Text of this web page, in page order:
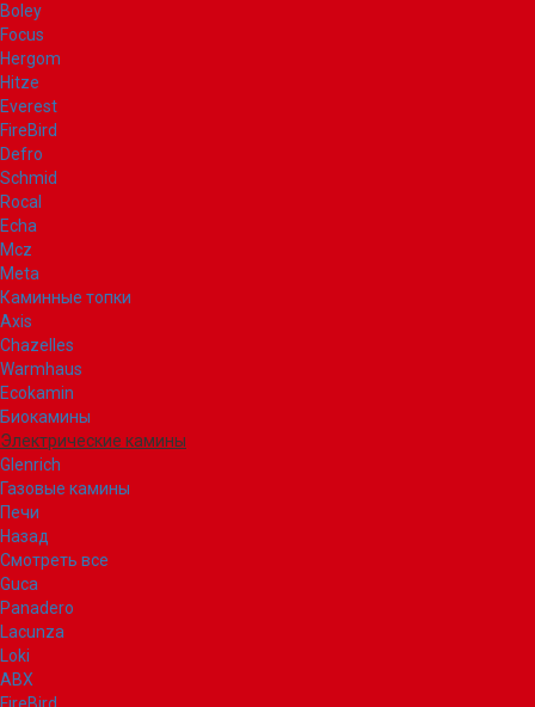
Boley
Focus
Hergom
Hitze
Everest
FireBird
Defro
Schmid
Rocal
Echa
Mcz
Meta
Каминные топки
Axis
Chazelles
Warmhaus
Ecokamin
Биокамины
Электрические камины
Glenrich
Газовые камины
Печи
Назад
Смотреть все
Guca
Panadero
Lacunza
Loki
ABX